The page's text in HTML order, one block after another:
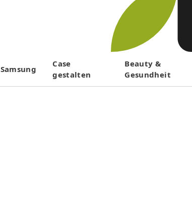
Samsung
Case
gestalten
Beauty &
Gesundheit